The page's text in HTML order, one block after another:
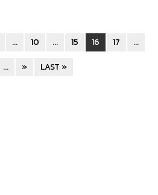
... 10 ... 15 16 17
...
... » LAST »